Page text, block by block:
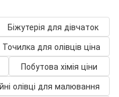
Біжутерія для дівчаток
Точилка для олівців ціна
Побутова хімія ціни
олівці для малювання